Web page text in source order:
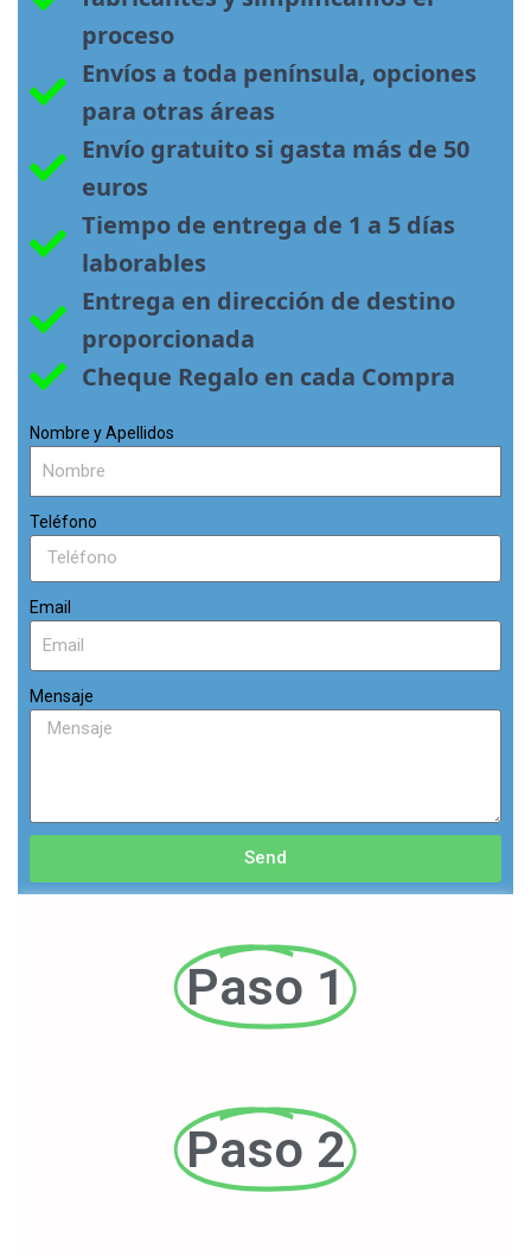
proceso
Envíos a toda península, opciones
para otras áreas
Envío gratuito si gasta más de 50
euros
Tiempo de entrega de 1 a 5 días
laborables
Entrega en dirección de destino
proporcionada
Cheque Regalo en cada Compra
Nombre y Apellidos
Teléfono
Email
Mensaje
Send
Paso 1
Paso 2